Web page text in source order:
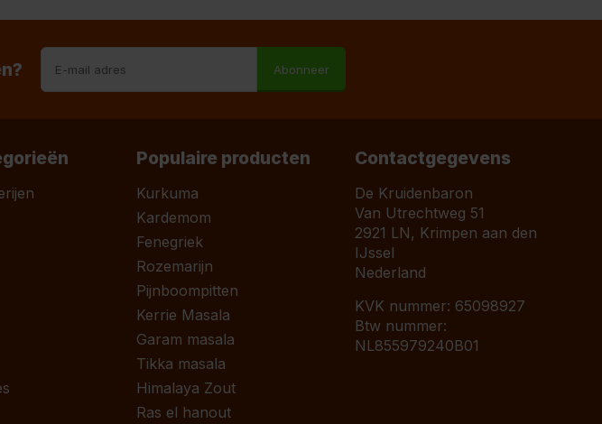
Abonneer
Populaire producten
Kurkuma
Kardemom
Fenegriek
Rozemarijn
Pijnboompitten
Kerrie Masala
Garam masala
Tikka masala
Himalaya Zout
Ras el hanout
Contactgegevens
De Kruidenbaron
Van Utrechtweg 51
2921 LN, Krimpen aan den
IJssel
Nederland
KVK nummer: 65098927
Btw nummer:
NL855979240B01